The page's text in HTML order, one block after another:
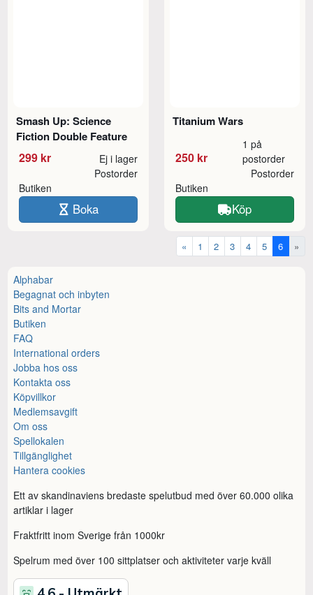
Smash Up: Science
Fiction Double Feature
299 kr Ej i lager
Butiken
Postorder
Boka
Titanium Wars
250 kr
1 på
postorder
Butiken
Postorder
Köp
« 1 2 3 4 5 6 »
Alphabar
Begagnat och inbyten
Bits and Mortar
Butiken
FAQ
International orders
Jobba hos oss
Kontakta oss
Köpvillkor
Medlemsavgift
Om oss
Spellokalen
Tillgänglighet
Hantera cookies
Ett av skandinaviens bredaste spelutbud med över 60.000 olika
artiklar i lager
Fraktfritt inom Sverige från 1000kr
Spelrum med över 100 sittplatser och aktiviteter varje kväll